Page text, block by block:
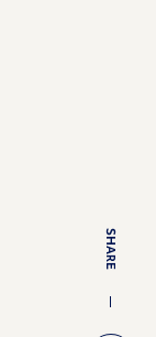
SHARE